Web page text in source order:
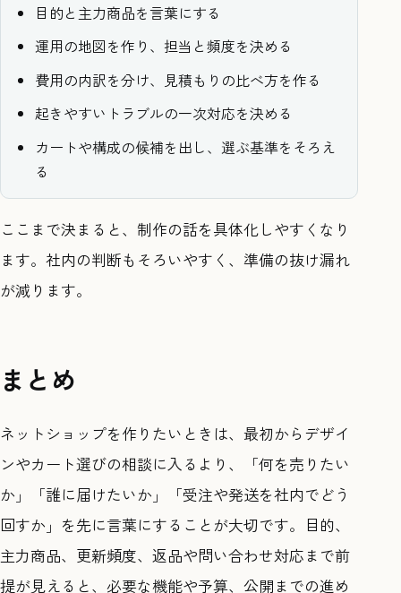
目的と主力商品を言葉にする
運用の地図を作り、担当と頻度を決める
費用の内訳を分け、見積もりの比べ方を作る
起きやすいトラブルの一次対応を決める
カートや構成の候補を出し、選ぶ基準をそろえ
る
ここまで決まると、制作の話を具体化しやすくなり
ます。社内の判断もそろいやすく、準備の抜け漏れ
が減ります。
まとめ
ネットショップを作りたいときは、最初からデザイ
ンやカート選びの相談に入るより、「何を売りたい
か」「誰に届けたいか」「受注や発送を社内でどう
回すか」を先に言葉にすることが大切です。目的、
主力商品、更新頻度、返品や問い合わせ対応まで前
提が見えると、必要な機能や予算、公開までの進め